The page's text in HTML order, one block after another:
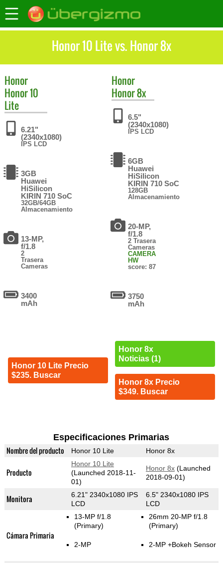
Honor 10 Lite vs. Honor 8x
Honor
Honor 10
Lite
6.21"
(2340x1080)
IPS LCD
3GB
Huawei
HiSilicon
KIRIN 710 SoC
32GB/64GB
Almacenamiento
13-MP,
f/1.8
2
Trasera
Cameras
3400
mAh
Honor 10 Lite Precio
$235. Buscar
Honor
Honor 8x
6.5"
(2340x1080)
IPS LCD
6GB
Huawei
HiSilicon
KIRIN 710 SoC
128GB
Almacenamiento
20-MP,
f/1.8
2 Trasera
Cameras
CAMERA
HW
score: 87
3750
mAh
Honor 8x
Noticias (1)
Honor 8x Precio
$349. Buscar
Especificaciones Primarias
Nombre del producto Honor 10 Lite Honor 8x
Producto
Honor 10 Lite
(Launched 2018-11-
01)
Honor 8x(Launched
2018-09-01)
Monitora
6.21" 2340x1080 IPS
LCD
6.5" 2340x1080 IPS
LCD
Cámara Primaria
13-MP f/1.8
(Primary)
2-MP
26mm 20-MP f/1.8
(Primary)
2-MP +Bokeh Sensor